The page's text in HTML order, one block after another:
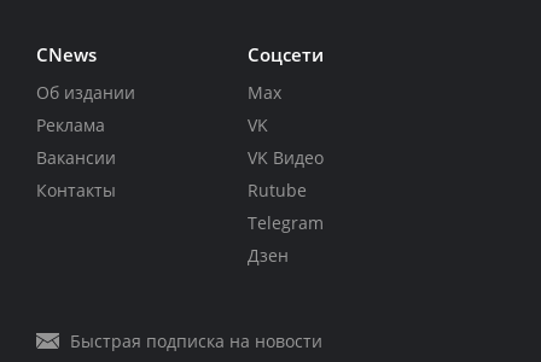
CNews
Об издании
Реклама
Вакансии
Контакты
Соцсети
Max
VK
VK Видео
Rutube
Telegram
Дзен
Быстрая подписка на новости